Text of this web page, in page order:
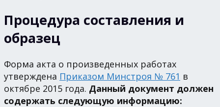
Процедура составления и
образец
Форма акта о произведенных работах
утверждена Приказом Минстроя № 761 в
октябре 2015 года. Данный документ должен
содержать следующую информацию: